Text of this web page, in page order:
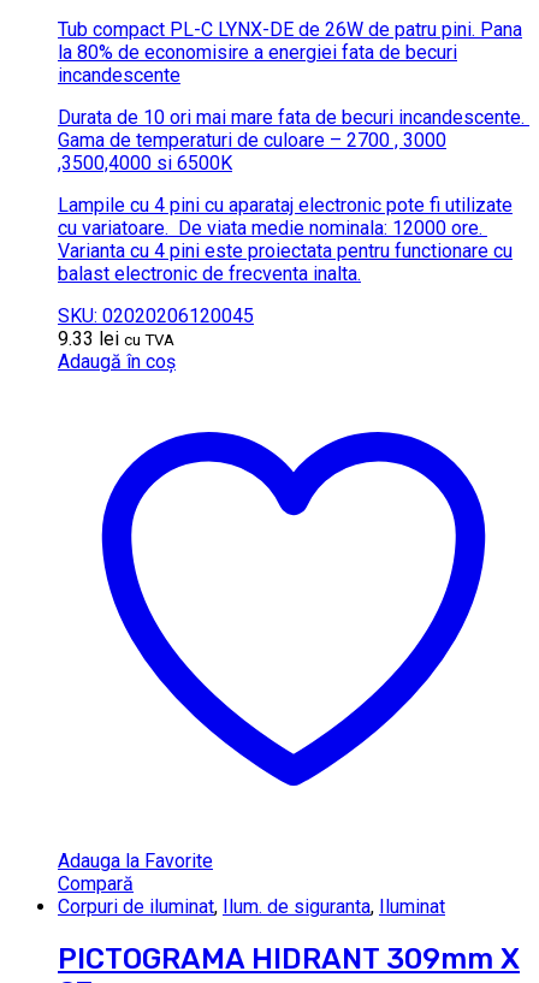
Tub compact PL-C LYNX-DE de 26W de patru pini. Pana
la 80% de economisire a energiei fata de becuri
incandescente
Durata de 10 ori mai mare fata de becuri incandescente.
Gama de temperaturi de culoare – 2700 , 3000
,3500,4000 si 6500K
Lampile cu 4 pini cu aparataj electronic pote fi utilizate
cu variatoare. De viata medie nominala: 12000 ore.
Varianta cu 4 pini este proiectata pentru functionare cu
balast electronic de frecventa inalta.
SKU: 02020206120045
9.33 lei cu TVA
Adaugă în coș
Adauga la Favorite
Compară
Corpuri de iluminat, Ilum. de siguranta, Iluminat
PICTOGRAMA HIDRANT 309mm X